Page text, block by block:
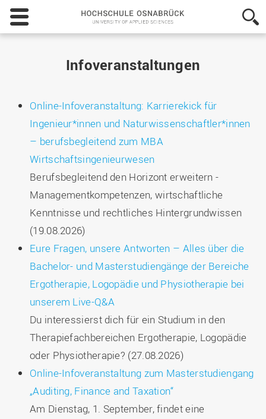
Hochschule
Osnabrück
-
Infoveranstaltungen
Online-Infoveranstaltung: Karrierekick für
Ingenieur*innen und Naturwissenschaftler*innen
– berufsbegleitend zum MBA
Wirtschaftsingenieurwesen
Berufsbegleitend den Horizont erweitern -
Managementkompetenzen, wirtschaftliche
Kenntnisse und rechtliches Hintergrundwissen
(19.08.2026)
Eure Fragen, unsere Antworten – Alles über die
Bachelor- und Masterstudiengänge der Bereiche
Ergotherapie, Logopädie und Physiotherapie bei
unserem Live-Q&A
Du interessierst dich für ein Studium in den
Therapiefachbereichen Ergotherapie, Logopädie
oder Physiotherapie? (27.08.2026)
Online-Infoveranstaltung zum Masterstudiengang
„Auditing, Finance and Taxation“
Am Dienstag, 1. September, findet eine